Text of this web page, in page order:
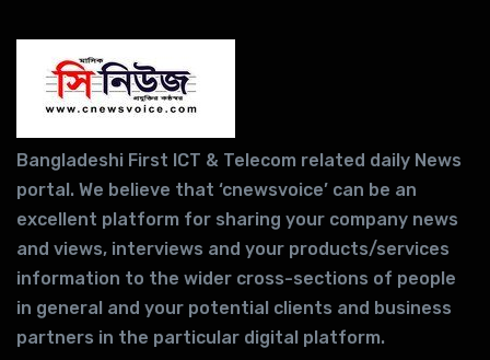
Bangladeshi First ICT & Telecom related daily News
portal. We believe that ‘cnewsvoice’ can be an
excellent platform for sharing your company news
and views, interviews and your products/services
information to the wider cross-sections of people
in general and your potential clients and business
partners in the particular digital platform.